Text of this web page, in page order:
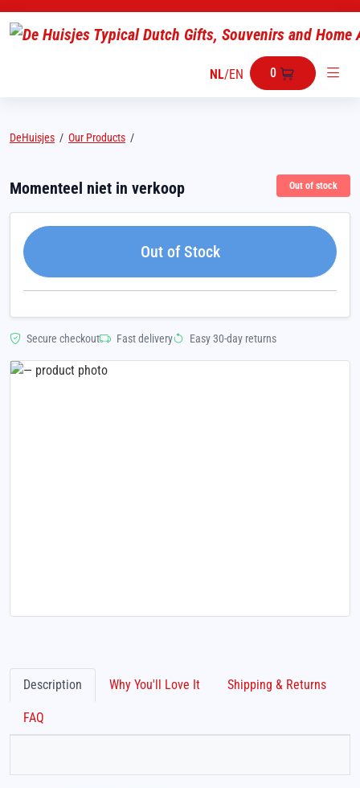
NL/EN 0
DeHuisjes / Our Products /
Momenteel niet in verkoop Out of stock
Out of Stock
Secure checkout Fast delivery Easy 30-day returns
Description Why You'll Love It Shipping & Returns
FAQ